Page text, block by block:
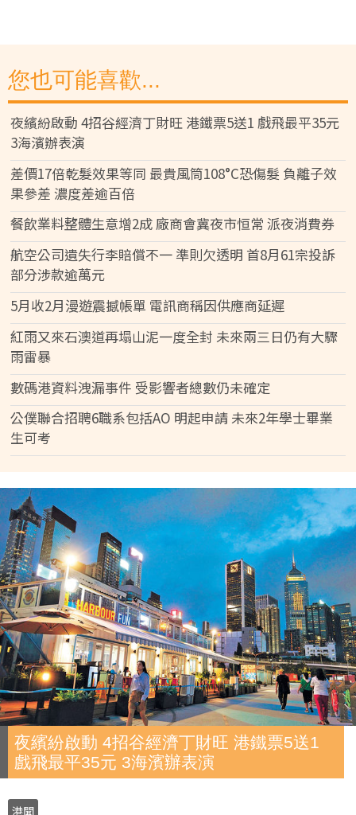
您也可能喜歡...
夜繽紛啟動 4招谷經濟丁財旺 港鐵票5送1 戲飛最平35元
3海濱辦表演
差價17倍乾髮效果等同 最貴風筒108°C恐傷髮 負離子效
果參差 濃度差逾百倍
餐飲業料整體生意增2成 廠商會冀夜市恒常 派夜消費券
航空公司遺失行李賠償不一 準則欠透明 首8月61宗投訴
部分涉款逾萬元
5月收2月漫遊震撼帳單 電訊商稱因供應商延遲
紅雨又來石澳道再塌山泥一度全封 未來兩三日仍有大驟
雨雷暴
數碼港資料洩漏事件 受影響者總數仍未確定
公僕聯合招聘6職系包括AO 明起申請 未來2年學士畢業
生可考
夜繽紛啟動 4招谷經濟丁財旺 港鐵票5送1
戲飛最平35元 3海濱辦表演
港聞